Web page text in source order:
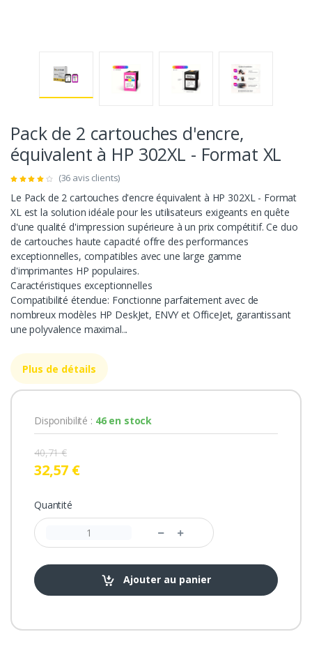
Pack de 2 cartouches d'encre,
équivalent à HP 302XL - Format XL
(36 avis clients)
Le Pack de 2 cartouches d'encre équivalent à HP 302XL - Format
XL est la solution idéale pour les utilisateurs exigeants en quête
d'une qualité d'impression supérieure à un prix compétitif. Ce duo
de cartouches haute capacité offre des performances
exceptionnelles, compatibles avec une large gamme
d'imprimantes HP populaires.
Caractéristiques exceptionnelles
Compatibilité étendue: Fonctionne parfaitement avec de
nombreux modèles HP DeskJet, ENVY et OfficeJet, garantissant
une polyvalence maximal...
Plus de détails
Disponibilité : 46 en stock
40,71 €
32,57 €
Quantité
Ajouter au panier